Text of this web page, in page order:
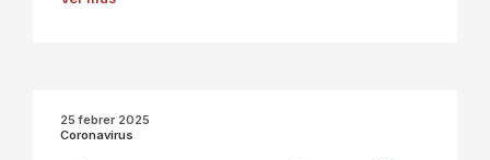
25 febrer 2025
Coronavirus